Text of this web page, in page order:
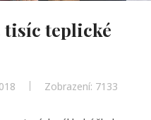
tisíc teplické
Zobrazení: 7133